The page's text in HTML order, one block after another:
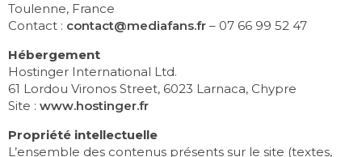
Toulenne, France
Contact : contact@mediafans.fr – 07 66 99 52 47
Hébergement
Hostinger International Ltd.
61 Lordou Vironos Street, 6023 Larnaca, Chypre
Site : www.hostinger.fr
Propriété intellectuelle
L’ensemble des contenus présents sur le site (textes,